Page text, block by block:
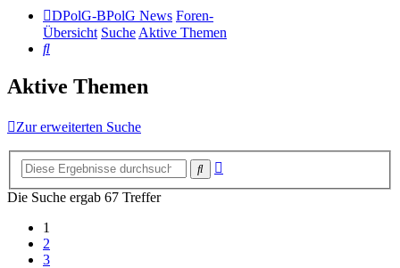
DPolG-BPolG News Foren-
Übersicht SucheAktive Themen
Suche
Aktive Themen
Zur erweiterten Suche
Suche
Die Suche ergab 67 Treffer
1
2
3